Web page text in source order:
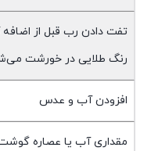
تفت دادن رب قبل از
رنگ طلایی در خورشت
افزودن آب و عدس
مقداری آب یا عصاره